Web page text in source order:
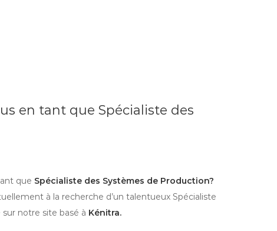
en tant que Spécialiste des
que Spécialiste des Systèmes de Production?
à la recherche d’un talentueux Spécialiste
notre site basé à Kénitra.